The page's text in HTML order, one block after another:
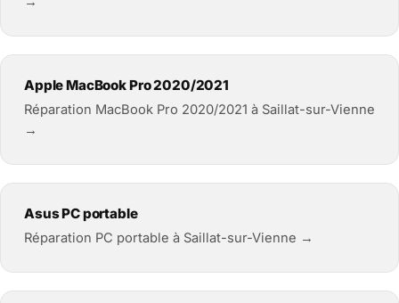
Apple MacBook Pro 2020/2021
Réparation MacBook Pro 2020/2021 à Saillat-sur-Vienne
→
Asus PC portable
Réparation PC portable à Saillat-sur-Vienne →